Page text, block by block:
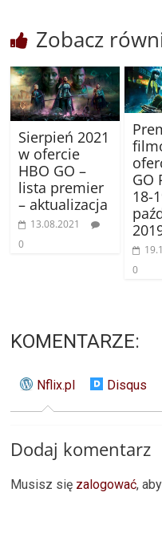
Zobacz
Sierpień 2021
w ofercie
HBO GO –
lista premier
– aktualizacja
13.08.2021
0
GO
18-
0
KOMENTARZE:
Nflix.pl Disqus
Dodaj komentarz
Musisz się zalogować,